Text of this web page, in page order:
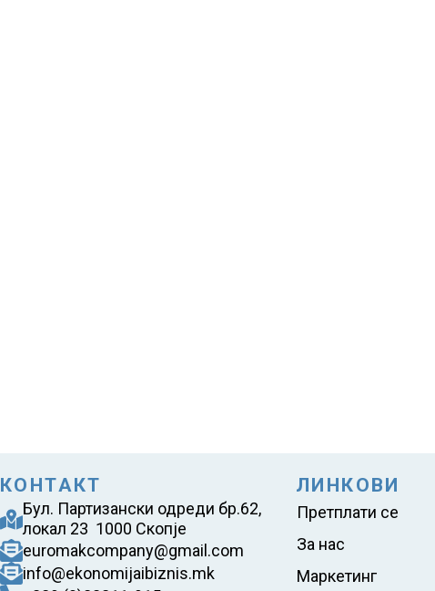
КОНТАКТ
Бул. Партизански одреди бр.62,
локал 23 1000 Скопје
euromakcompany@gmail.com
info@ekonomijaibiznis.mk
ЛИНКОВИ
Претплати се
За нас
Маркетинг